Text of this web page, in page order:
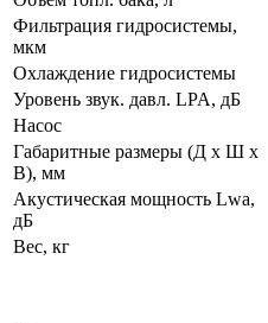
Фильтрация гидросистемы,
мкм
Охлаждение гидросистемы
Уровень звук. давл. LPA, дБ
Насос
Габаритные размеры (Д х Ш х
В), мм
Акустическая мощность Lwa,
дБ
Вес, кг